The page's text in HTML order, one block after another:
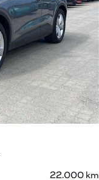
22.000 km